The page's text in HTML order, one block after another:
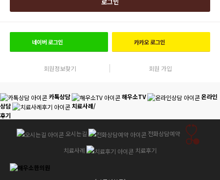
네이버로그인 카카오로그인
회원정보찾기 회원 가입
카톡상담 해우소TV
온라인
상담
치료사례/
후기
오시는길 전화상담예약
치료사례 치료후기